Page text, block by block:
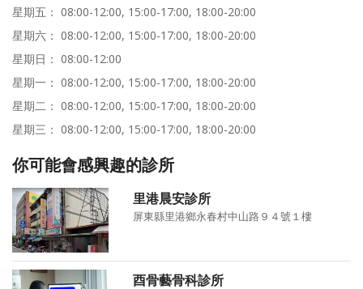
星期五： 08:00-12:00, 15:00-17:00, 18:00-20:00
星期六： 08:00-12:00, 15:00-17:00, 18:00-20:00
星期日： 08:00-12:00
星期一： 08:00-12:00, 15:00-17:00, 18:00-20:00
星期二： 08:00-12:00, 15:00-17:00, 18:00-20:00
星期三： 08:00-12:00, 15:00-17:00, 18:00-20:00
你可能會感興趣的診所
里港晨安診所
屏東縣里港鄉永春村中山路９４號１樓
酉骨藝骨科診所